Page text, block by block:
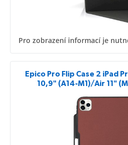
Pro zobrazení informací je
Epico Pro Flip Case 2 iPad
10,9" (A14-M1)/Air 11"